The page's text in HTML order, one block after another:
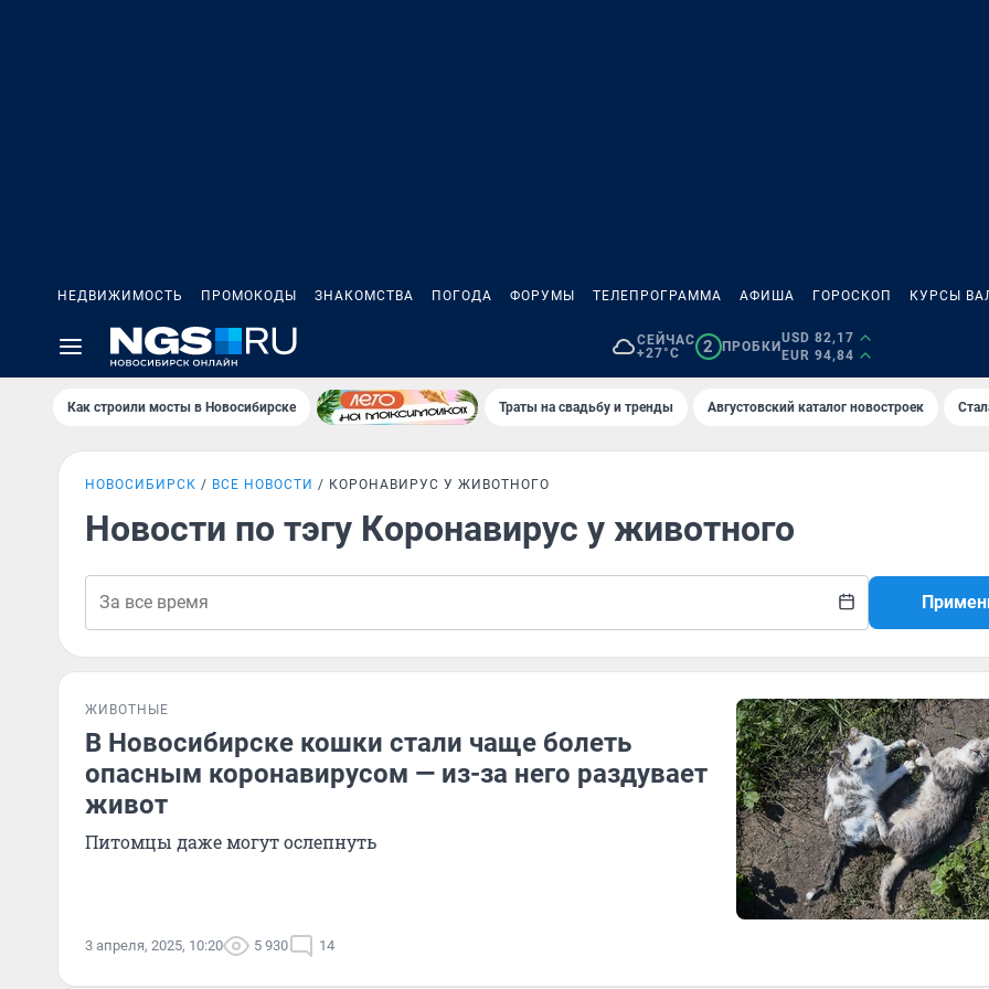
НЕДВИЖИМОСТЬ ПРОМОКОДЫ ЗНАКОМСТВА ПОГОДА ФОРУМЫ ТЕЛЕПРОГРАММА АФИША ГОРОСКОП КУРСЫ
СЕЙЧАС
+27°C
2 ПРОБКИ
USD 82,17
EUR 94,84
Как строили мосты в Новосибирске Траты на свадьбу и тренды Августовский каталог новостроек
НОВОСИБИРСК ВСЕ НОВОСТИ КОРОНАВИРУС У ЖИВОТНОГО
Новости по тэгу Коронавирус у животного
ЖИВОТНЫЕ
В Новосибирске кошки стали чаще болеть
опасным коронавирусом — из-за него раздувает
живот
Питомцы даже могут ослепнуть
3 апреля, 2025, 10:20 5 930 14